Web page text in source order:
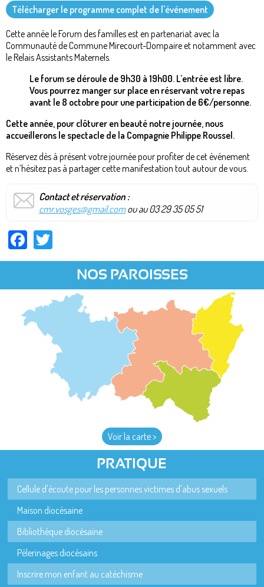
Télécharger le programme complet de l'événement
Cette année le Forum des familles est en partenariat avec la
Communauté de Commune Mirecourt-Dompaire et notamment avec
le Relais Assistants Maternels.
Le forum se déroule de 9h30 à 19h00. L’entrée est libre.
Vous pourrez manger sur place en réservant votre repas
avant le 8 octobre pour une participation de 6€/personne.
Cette année, pour clôturer en beauté notre journée, nous
accueillerons le spectacle de la Compagnie Philippe Roussel.
Réservez dès à présent votre journée pour profiter de cet événement
et n’hésitez pas à partager cette manifestation tout autour de vous.
Contact et réservation :
cmr.vosges@gmail.comou au 03 29 35 05 51
Facebook
NOS PAROISSES
Voir la carte >
PRATIQUE
Cellule d'écoute pour les personnes victimes d'abus sexuels
Maison diocésaine
Bibliothèque diocésaine
Pèlerinages diocésains
Inscrire mon enfant au catéchisme